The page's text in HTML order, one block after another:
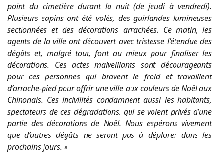
point du cimetière durant la nuit (de jeudi à vendredi).
Plusieurs sapins ont été volés, des guirlandes lumineuses
sectionnées et des décorations arrachées. Ce matin, les
agents de la ville ont découvert avec tristesse l’étendue des
dégâts et, malgré tout, font au mieux pour finaliser les
décorations. Ces actes malveillants sont décourageants
pour ces personnes qui bravent le froid et travaillent
d’arrache-pied pour offrir une ville aux couleurs de Noël aux
Chinonais. Ces incivilités condamnent aussi les habitants,
spectateurs de ces dégradations, qui se voient privés d’une
partie des décorations de Noël. Nous espérons vivement
que d’autres dégâts ne seront pas à déplorer dans les
prochains jours. »